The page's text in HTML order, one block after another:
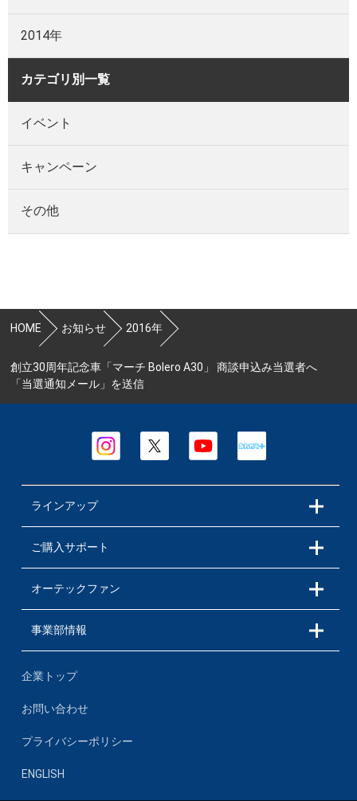
2014年
カテゴリ別一覧
イベント
キャンペーン
その他
HOME お知らせ 2016年
創立30周年記念車「マーチ Bolero A30」 商談申込み当選者へ
「当選通知メール」を送信
ラインアップ
ご購入サポート
オーテックファン
事業部情報
企業トップ
お問い合わせ
プライバシーポリシー
ENGLISH